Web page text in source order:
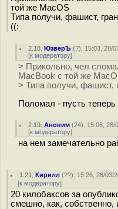
той же MacOS
Типа получи, фашист,
((:
2.18 ,ЮзверЪ (?), 15:03, 28/
[к модератору]
> Прикольно, чел
MacBook с той же
> Типа получи, фашист,
Поломал - пусть теперь
2.19 ,Аноним (24), 15:06, 28/
[к модератору]
на нем замечательно
1.21 ,Кирилл (??), 15:26, 28/03/
[к модератору]
20 килобаксов за
смешно, как, собственно,